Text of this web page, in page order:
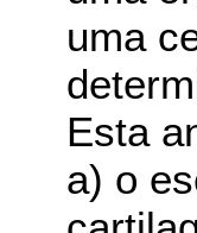
uma
Esta
a) o